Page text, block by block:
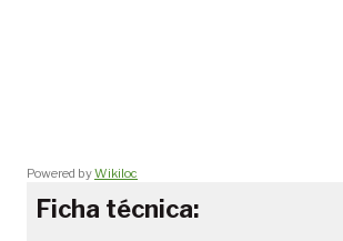
Powered byWikiloc
Ficha técnica: